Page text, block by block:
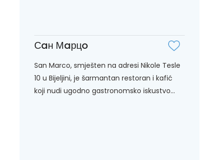
Сaн Мaрцo
San Marco, smješten na adresi Nikole Tesle
10 u Bijeljini, je šarmantan restoran i kafić
koji nudi ugodno gastronomsko iskustvo...